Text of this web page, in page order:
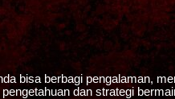
bisa berbagi pengalaman,
dan strategi